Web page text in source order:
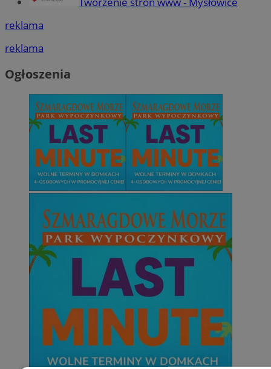
reklama
reklama
Ogłoszenia